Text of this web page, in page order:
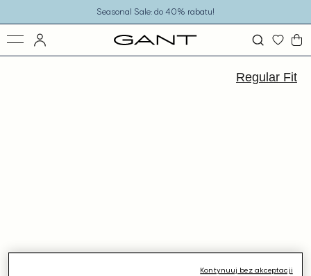
Seasonal Sale: do 40% rabatu!
Regular Fit
Kontynuuj bez akceptacji